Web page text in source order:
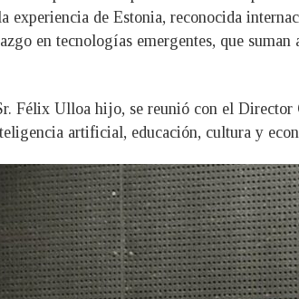
experiencia de Estonia, reconocida
en tecnologías emergentes, que suman
Félix Ulloa hijo, se reunió con el
artificial, educación, cultura y